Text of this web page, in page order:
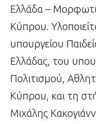
Ελλάδα –
Κύπρου.
υπουργείου
Ελλάδας, του
Πολιτισμού,
Κύπρου, και τη
Μιχάλης